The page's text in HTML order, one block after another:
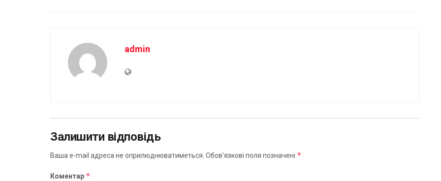
admin
Залишити відповідь
Ваша e-mail адреса не оприлюднюватиметься. Обов’язкові поля позначені *
Коментар *